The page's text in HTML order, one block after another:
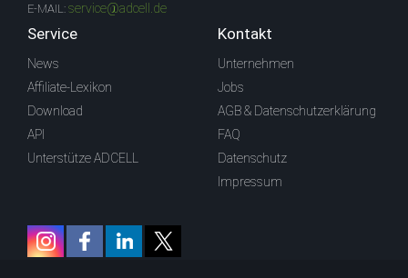
E-MAIL: service@adcell.de
Service
News
Affiliate-Lexikon
Download
API
Unterstütze ADCELL
Kontakt
Unternehmen
Jobs
AGB & Datenschutzerklärung
FAQ
Datenschutz
Impressum